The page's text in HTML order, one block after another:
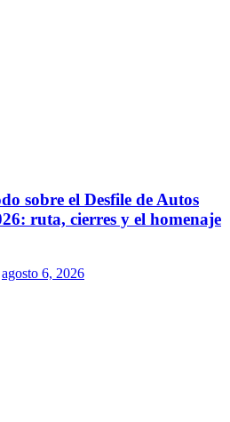
sobre el Desfile de Autos
ruta, cierres y el homenaje
agosto 6, 2026